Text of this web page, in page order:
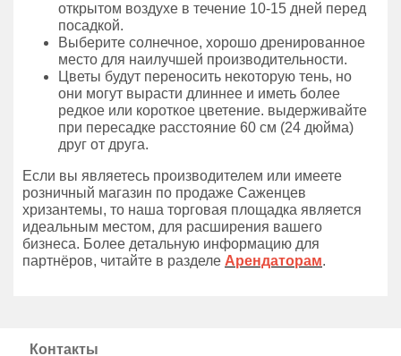
открытом воздухе в течение 10-15 дней перед
посадкой.
Выберите солнечное, хорошо дренированное
место для наилучшей производительности.
Цветы будут переносить некоторую тень, но
они могут вырасти длиннее и иметь более
редкое или короткое цветение. выдерживайте
при пересадке расстояние 60 см (24 дюйма)
друг от друга.
Если вы являетесь производителем или имеете
розничный магазин по продаже Саженцев
хризантемы, то наша торговая площадка является
идеальным местом, для расширения вашего
бизнеса. Более детальную информацию для
партнёров, читайте в разделе Арендаторам.
Контакты